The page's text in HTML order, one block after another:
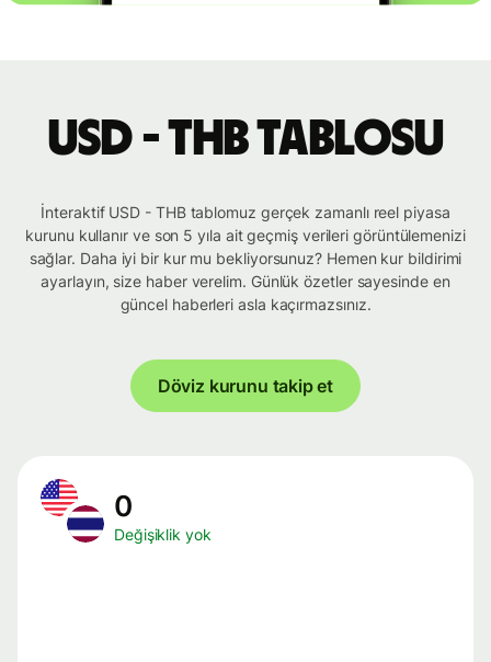
USD - THB tablosu
İnteraktif USD - THB tablomuz gerçek zamanlı reel piyasa
kurunu kullanır ve son 5 yıla ait geçmiş verileri görüntülemenizi
sağlar. Daha iyi bir kur mu bekliyorsunuz? Hemen kur bildirimi
ayarlayın, size haber verelim. Günlük özetler sayesinde en
güncel haberleri asla kaçırmazsınız.
Döviz kurunu takip et
0
Değişiklik yok